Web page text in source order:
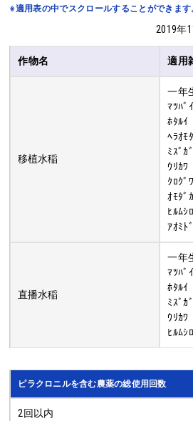
※適用表の中でスクロールすることができます
2019年
作物名 適用
移植水稲
一年
ﾏﾂﾊﾞｲ
ﾎﾀﾙｲ
ﾍﾗｵﾓ
ﾐｽﾞｶ
ｳﾘｶﾜ
ｸﾛｸﾞ
ｵﾓﾀﾞｶ
ﾋﾙﾑｼﾛ
ｱｵﾐﾄ
直播水稲
一年
ﾏﾂﾊﾞｲ
ﾎﾀﾙｲ
ﾐｽﾞｶ
ｳﾘｶﾜ
ﾋﾙﾑｼﾛ
ピラクロニルを含む農薬の総使用回数
2回以内